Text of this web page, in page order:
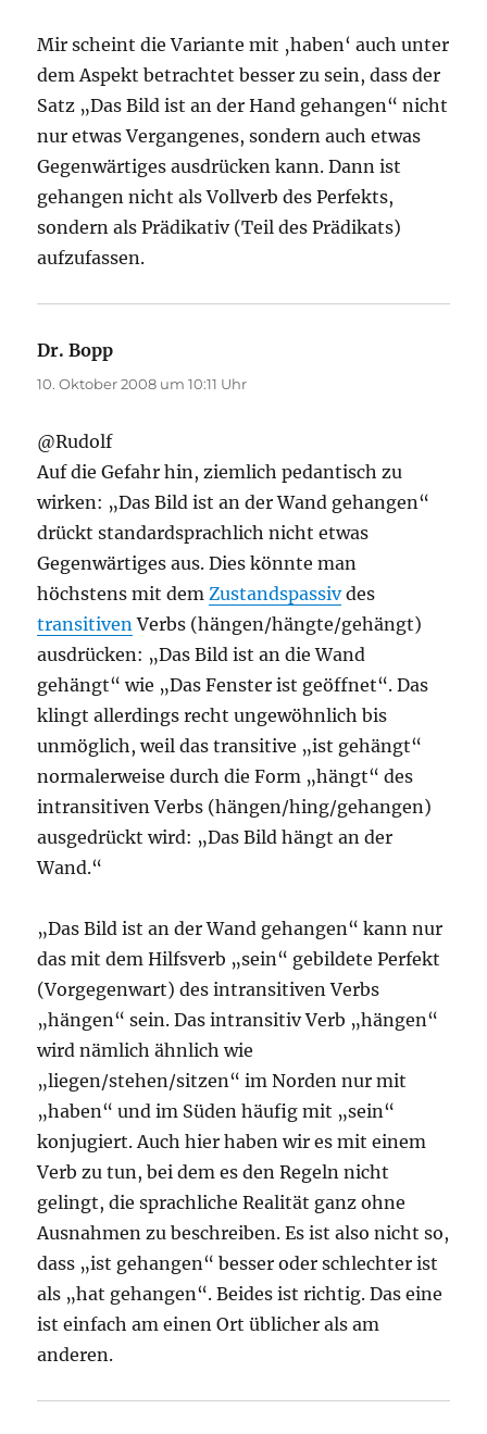
Mir scheint die Variante mit ‚haben‘ auch unter
dem Aspekt betrachtet besser zu sein, dass der
Satz „Das Bild ist an der Hand gehangen“ nicht
nur etwas Vergangenes, sondern auch etwas
Gegenwärtiges ausdrücken kann. Dann ist
gehangen nicht als Vollverb des Perfekts,
sondern als Prädikativ (Teil des Prädikats)
aufzufassen.
Dr. Bopp
10. Oktober 2008 um 10:11 Uhr
@Rudolf
Auf die Gefahr hin, ziemlich pedantisch zu
wirken: „Das Bild ist an der Wand gehangen“
drückt standardsprachlich nicht etwas
Gegenwärtiges aus. Dies könnte man
höchstens mit demZustandspassivdes
transitivenVerbs (hängen/hängte/gehängt)
ausdrücken: „Das Bild ist an die Wand
gehängt“ wie „Das Fenster ist geöffnet“. Das
klingt allerdings recht ungewöhnlich bis
unmöglich, weil das transitive „ist gehängt“
normalerweise durch die Form „hängt“ des
intransitiven Verbs (hängen/hing/gehangen)
ausgedrückt wird: „Das Bild hängt an der
Wand.“
„Das Bild ist an der Wand gehangen“ kann nur
das mit dem Hilfsverb „sein“ gebildete Perfekt
(Vorgegenwart) des intransitiven Verbs
„hängen“ sein. Das intransitiv Verb „hängen“
wird nämlich ähnlich wie
„liegen/stehen/sitzen“ im Norden nur mit
„haben“ und im Süden häufig mit „sein“
konjugiert. Auch hier haben wir es mit einem
Verb zu tun, bei dem es den Regeln nicht
gelingt, die sprachliche Realität ganz ohne
Ausnahmen zu beschreiben. Es ist also nicht so,
dass „ist gehangen“ besser oder schlechter ist
als „hat gehangen“. Beides ist richtig. Das eine
ist einfach am einen Ort üblicher als am
anderen.